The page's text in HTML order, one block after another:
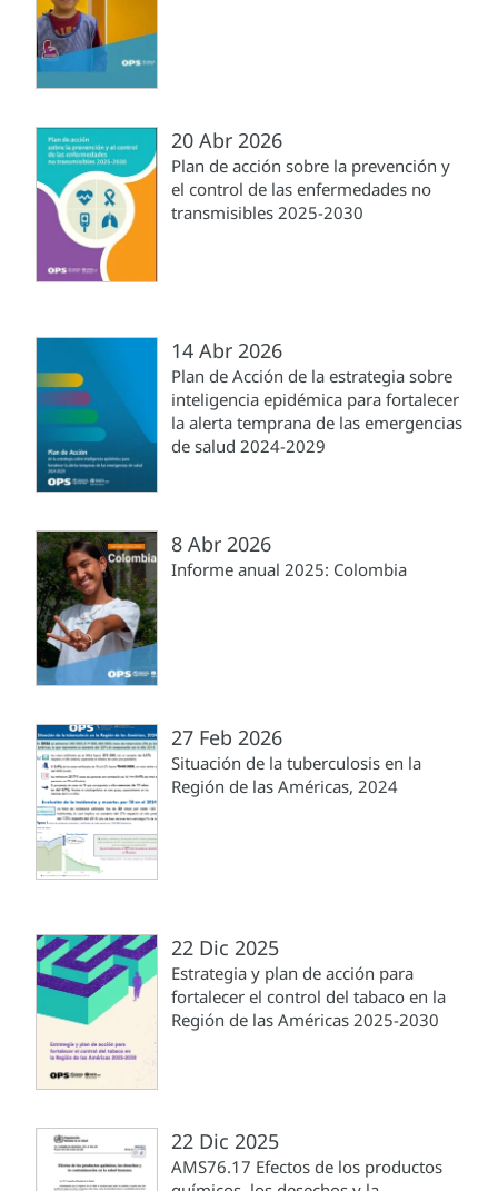
20 Abr 2026
Plan de acción sobre la prevención y
el control de las enfermedades no
transmisibles 2025-2030
14 Abr 2026
Plan de Acción de la estrategia sobre
inteligencia epidémica para fortalecer
la alerta temprana de las emergencias
de salud 2024-2029
8 Abr 2026
Informe anual 2025: Colombia
27 Feb 2026
Situación de la tuberculosis en la
Región de las Américas, 2024
22 Dic 2025
Estrategia y plan de acción para
fortalecer el control del tabaco en la
Región de las Américas 2025-2030
22 Dic 2025
AMS76.17 Efectos de los productos